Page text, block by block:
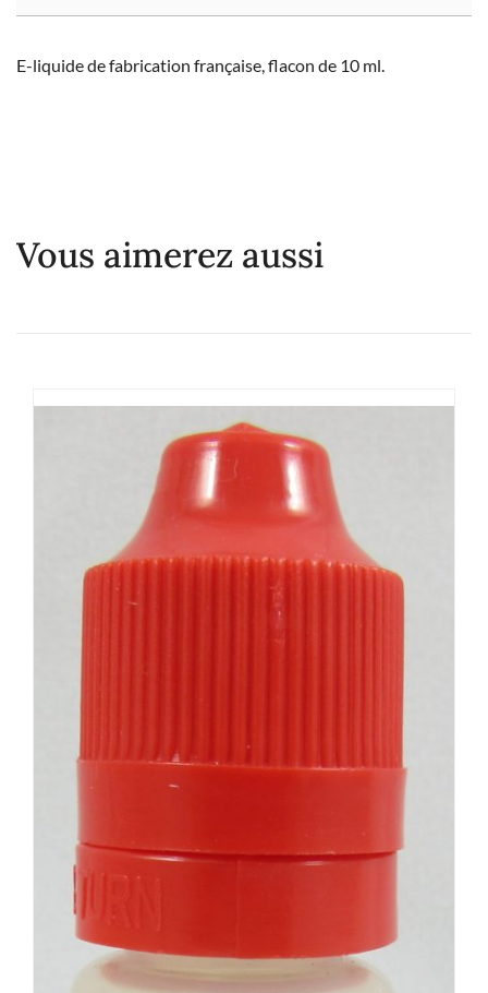
E-liquide de fabrication française, flacon de 10 ml.
Vous aimerez aussi